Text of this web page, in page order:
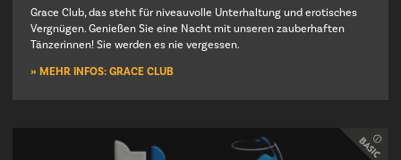
Grace Club, das steht für niveauvolle Unterhaltung und erotisches
Vergnügen. Genießen Sie eine Nacht mit unseren zauberhaften
Tänzerinnen! Sie werden es nie vergessen.
» MEHR INFOS: GRACE CLUB